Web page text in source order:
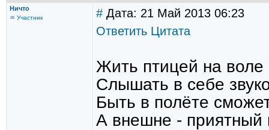
Ничто
♒ Участник # Дата: 21 Май 2013 06:23
Ответить Цитата
Жить птицей на воле
Слышать в себе
Быть в полёте
А внешне - приятный